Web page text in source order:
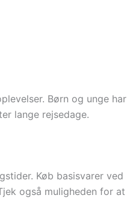
Børn og unge har
lange rejsedage.
Køb basisvarer ved
også muligheden for at